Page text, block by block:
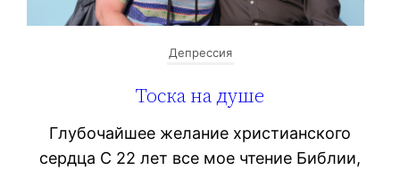
Депрессия
Тоска на душе
Глубочайшее желание христианского
сердца С 22 лет все мое чтение Библии,